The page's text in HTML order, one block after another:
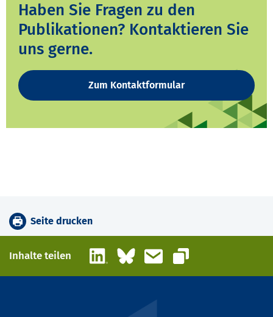
Haben Sie Fragen zu den
Publikationen? Kontaktieren Sie
uns gerne.
Zum Kontaktformular
Seite drucken
Inhalte teilen LinkedInBlueskyE-Mail
Link kopieren